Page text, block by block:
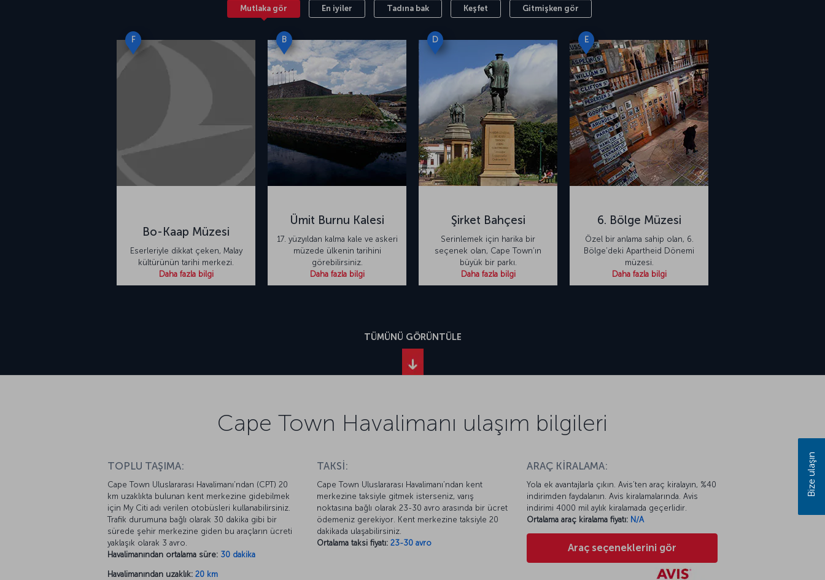
Mutlaka gör En iyiler Tadına bak Keşfet Gitmişken gör
F
Bo-Kaap Müzesi
Eserleriyle dikkat çeken, Malay
kültürünün tarihi merkezi.
Daha fazla bilgi
B
Ümit Burnu Kalesi
17. yüzyıldan kalma kale ve askeri
müzede ülkenin tarihini
görebilirsiniz.
Daha fazla bilgi
D
Şirket Bahçesi
Serinlemek için harika bir
seçenek olan, Cape Town’ın
büyük bir parkı.
Daha fazla bilgi
E
6. Bölge Müzesi
Özel bir anlama sahip olan, 6.
Bölge’deki Apartheid Dönemi
müzesi.
Daha fazla bilgi
TÜMÜNÜ GÖRÜNTÜLE
Cape Town Havalimanı ulaşım bilgileri
TOPLU TAŞIMA:
Cape Town Uluslararası Havalimanı’ndan (CPT) 20
km uzaklıkta bulunan kent merkezine gidebilmek
için My Citi adı verilen otobüsleri kullanabilirsiniz.
Trafik durumuna bağlı olarak 30 dakika gibi bir
sürede şehir merkezine giden bu araçların ücreti
yaklaşık olarak 3 avro.
Havalimanından ortalama süre: 30 dakika
Havalimanından uzaklık: 20 km
TAKSİ:
Cape Town Uluslararası Havalimanı’ndan kent
merkezine taksiyle gitmek isterseniz, varış
noktasına bağlı olarak 23-30 avro arasında bir ücret
ödemeniz gerekiyor. Kent merkezine taksiyle 20
dakikada ulaşabilirsiniz.
Ortalama taksi fiyatı: 23-30 avro
ARAÇ KİRALAMA:
Yola ek avantajlarla çıkın. Avis’ten araç kiralayın, %40
indirimden faydalanın. Avis kiralamalarında. Avis
indirimi 4000 mil aylık kiralamada geçerlidir.
Ortalama araç kiralama fiyatı: N/A
Araç seçeneklerini gör
Bize ulaşın